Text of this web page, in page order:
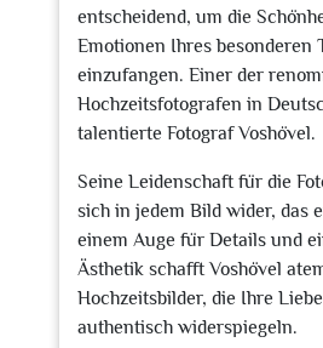
entscheidend, um die
Emotionen Ihres besonderen
einzufangen. Einer der
Hochzeitsfotografen in
talentierte Fotograf Voshövel.
Seine Leidenschaft für die
sich in jedem Bild wider, das
einem Auge für Details und
Ästhetik schafft Voshövel
Hochzeitsbilder, die Ihre
authentisch widerspiegeln.